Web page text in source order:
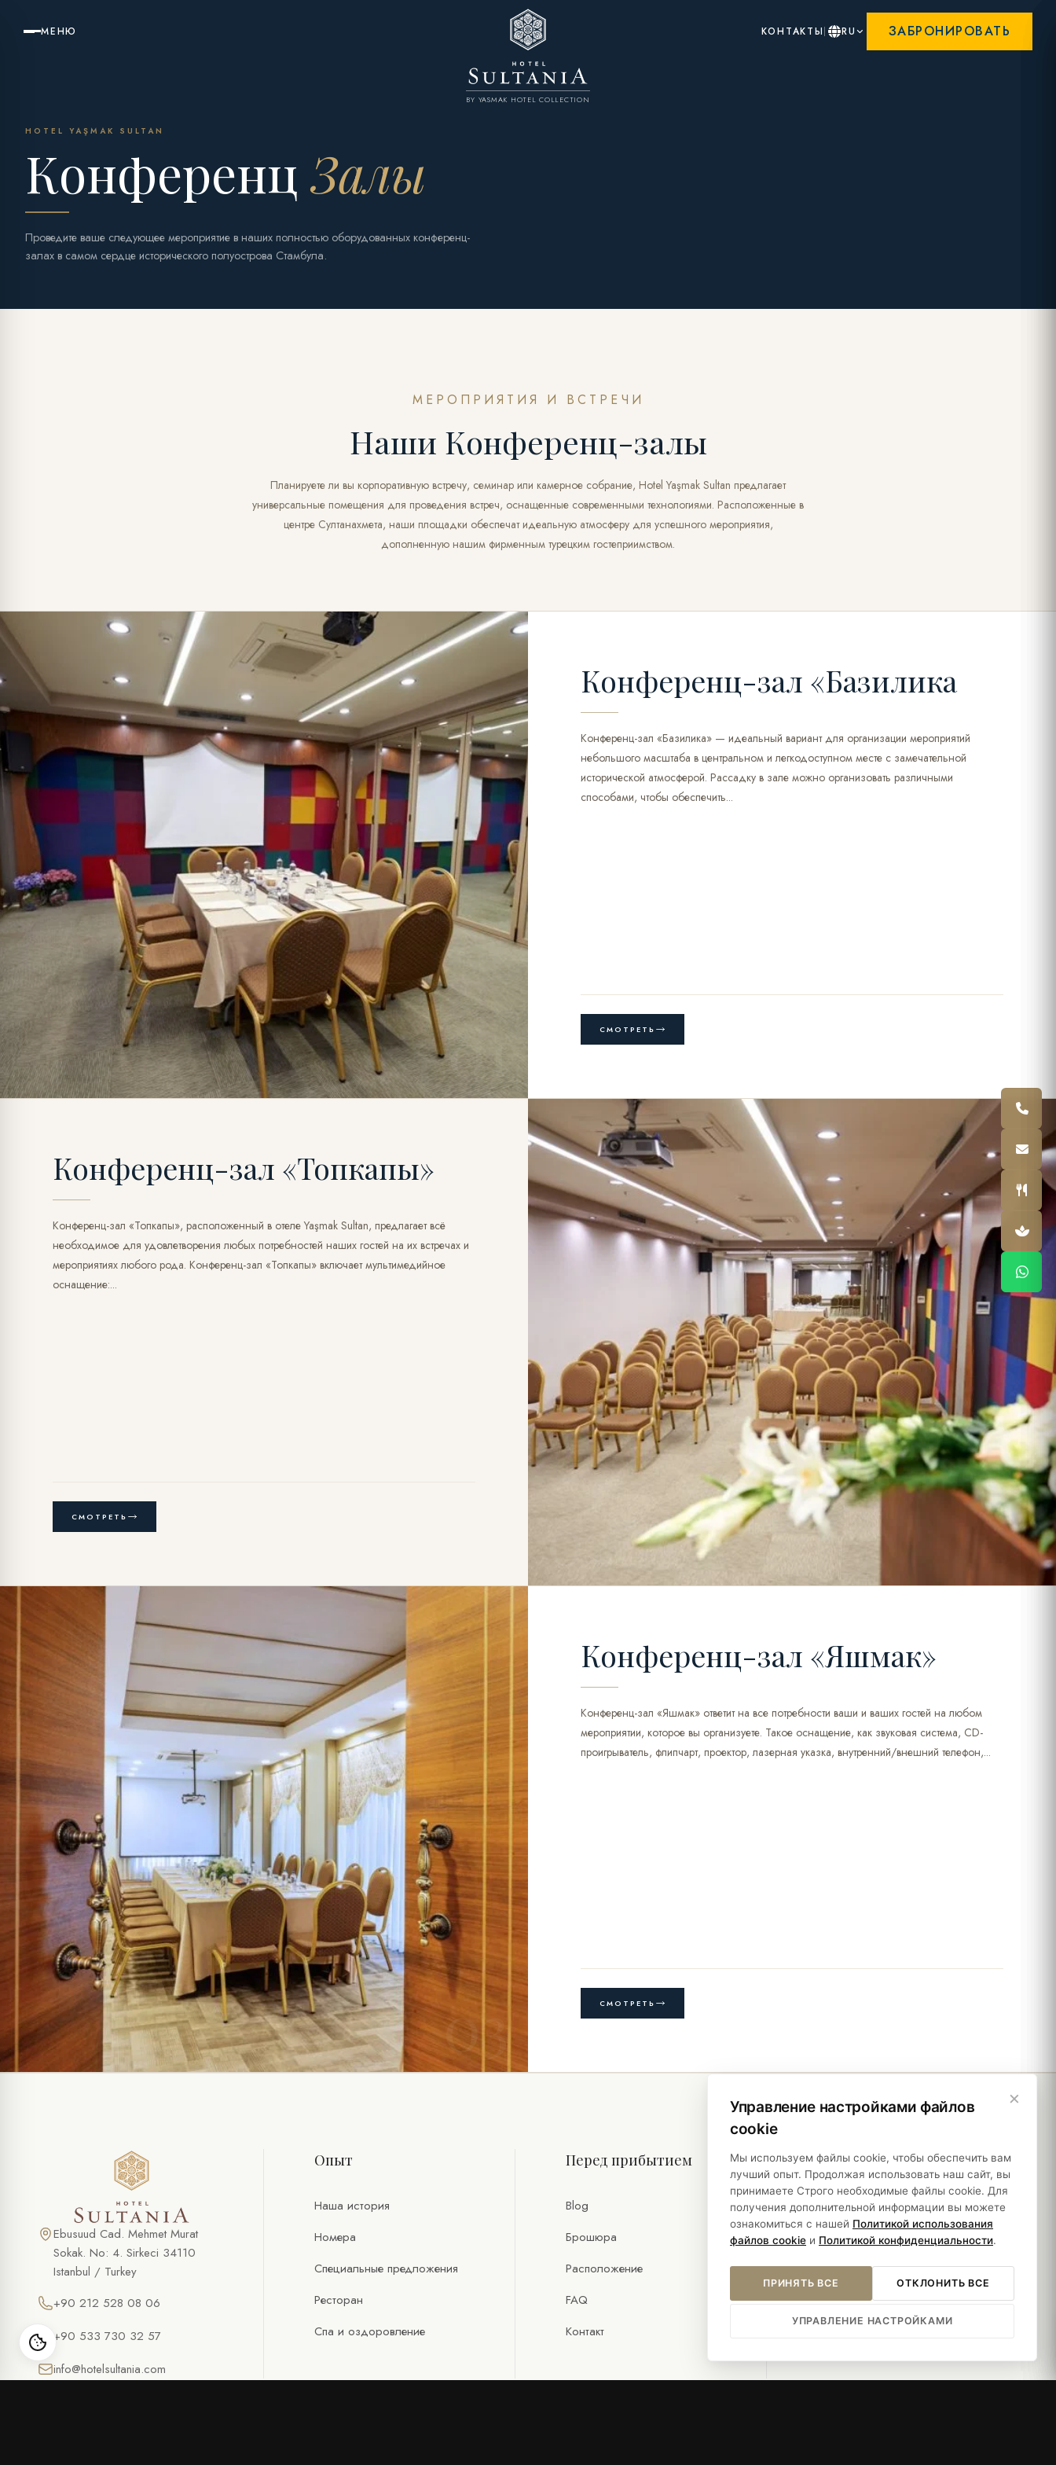
МЕНЮ
BY YASMAK HOTEL COLLECTION
КОНТАКТЫ RU ЗАБРОНИРОВАТЬ
HOTEL YAŞMAK SULTAN
Конференц Залы
Проведите ваше следующее мероприятие в наших полностью оборудованных конференц-
залах в самом сердце исторического полуострова Стамбула.
МЕРОПРИЯТИЯ И ВСТРЕЧИ
Наши Конференц-залы
Планируете ли вы корпоративную встречу, семинар или камерное собрание, Hotel Yaşmak Sultan предлагает
универсальные помещения для проведения встреч, оснащенные современными технологиями. Расположенные в
центре Султанахмета, наши площадки обеспечат идеальную атмосферу для успешного мероприятия,
дополненную нашим фирменным турецким гостеприимством.
01
Конференц-зал «Базилика
Конференц-зал «Базилика» — идеальный вариант для организации мероприятий
небольшого масштаба в центральном и легкодоступном месте с замечательной
исторической атмосферой. Рассадку в зале можно организовать различными
способами, чтобы обеспечить...
СМОТРЕТЬ
02
Конференц-зал «Топкапы»
Конференц-зал «Топкапы», расположенный в отеле Yaşmak Sultan, предлагает всё
необходимое для удовлетворения любых потребностей наших гостей на их встречах и
мероприятиях любого рода. Конференц-зал «Топкапы» включает мультимедийное
оснащение:...
СМОТРЕТЬ
03
Конференц-зал «Яшмак»
Конференц-зал «Яшмак» ответит на все потребности ваши и ваших гостей на любом
мероприятии, которое вы организуете. Такое оснащение, как звуковая система, CD-
проигрыватель, флипчарт, проектор, лазерная указка, внутренний/внешний телефон,...
СМОТРЕТЬ
Ebusuud Cad. Mehmet Murat
Sokak. No: 4. Sirkeci 34110
Istanbul / Turkey
+90 212 528 08 06
+90 533 730 32 57
info@hotelsultania.com
Опыт
Наша история
Номера
Специальные предложения
Ресторан
Спа и оздоровление
Перед прибытием
Blog
Брошюра
Расположение
FAQ
Контакт
Правовая информация
Политики
Устойчивость
×
Управление настройками файлов
cookie
Мы используем файлы cookie, чтобы обеспечить вам
лучший опыт. Продолжая использовать наш сайт, вы
принимаете Строго необходимые файлы cookie. Для
получения дополнительной информации вы можете
ознакомиться с нашей Политикой использования
файлов cookie и Политикой конфиденциальности.
ПРИНЯТЬ ВСЕ ОТКЛОНИТЬ ВСЕ
УПРАВЛЕНИЕ НАСТРОЙКАМИ